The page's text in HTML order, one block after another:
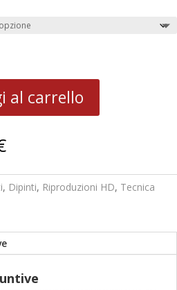
al carrello
Fascia
di
prezzo:
da
149,00€
, Dipinti, Riproduzioni HD, Tecnica